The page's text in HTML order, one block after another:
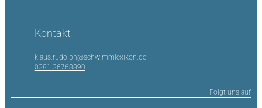
Kontakt
klaus.rudolph@schwimmlexikon.de
0381 36768890
Folgt uns auf